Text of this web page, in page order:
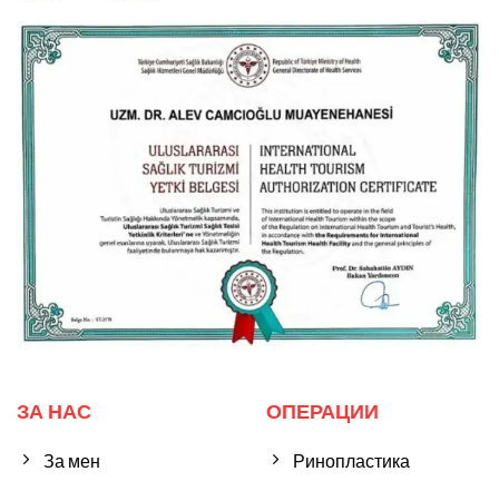
ЗА НАС
За мен
ОПЕРАЦИИ
Ринопластика